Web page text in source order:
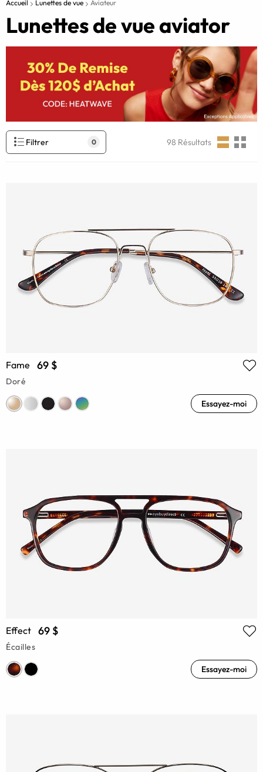
Accueil Lunettes de vue Aviateur
Lunettes de vue aviator
Filtrer 0 98 Résultats
Fame 69 $
Doré
Essayez-moi
Effect 69 $
Écailles
Essayez-moi